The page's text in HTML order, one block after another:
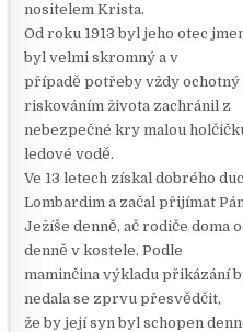
nositelem Krista.
Od roku 1913 byl jeho otec
byl velmi skromný a v
případě potřeby vždy ochotný
riskováním života zachránil z
nebezpečné kry malou
ledové vodě.
Ve 13 letech získal dobrého
Lombardim a začal přijímat
Ježíše denně, ač rodiče doma
denně v kostele. Podle
maminčina výkladu přikázání
nedala se zprvu přesvědčit,
že by její syn byl schopen